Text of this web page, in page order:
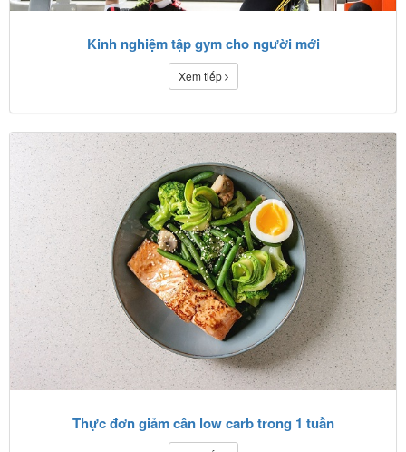
Kinh nghiệm tập gym cho người mới
Xem tiếp
Thực đơn giảm cân low carb trong 1 tuần